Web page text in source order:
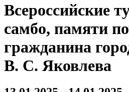
Всероссийские
самбо, памяти
гражданина
В. С. Яковлева